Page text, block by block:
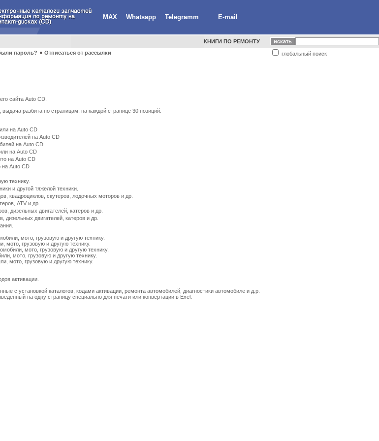
MAX Whatsapp Telegramm E-mail
КНИГИ ПО РЕМОНТУ
глобальный поиск
пароль? Отписаться от рассылки
сайта Auto CD.
разбита по страницам, на каждой странице 30 позиций.
на Auto CD
на Auto CD
на Auto CD
на Auto CD
на Auto CD
на Auto CD
технику.
и другой тяжелой техники.
квадроциклов, скутеров, лодочных моторов и др.
ATV и др.
дизельных двигателей, катеров и др.
двигателей, катеров и др.
мото, грузовую и другую технику.
мото, грузовую и другую технику.
мото, грузовую и другую технику.
мото, грузовую и другую технику.
мото, грузовую и другую технику.
активации.
с установкой каталогов, кодами активации, ремонта автомобилей, диагностики автомобиле и д.р.
на одну страницу специально для печати или конвертации в Exel.